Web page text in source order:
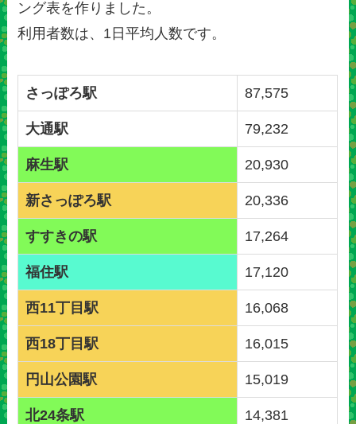
ング表を作りました。
利用者数は、1日平均人数です。
さっぽろ駅 87,575
大通駅 79,232
麻生駅 20,930
新さっぽろ駅 20,336
すすきの駅 17,264
福住駅 17,120
西11丁目駅 16,068
西18丁目駅 16,015
円山公園駅 15,019
北24条駅 14,381